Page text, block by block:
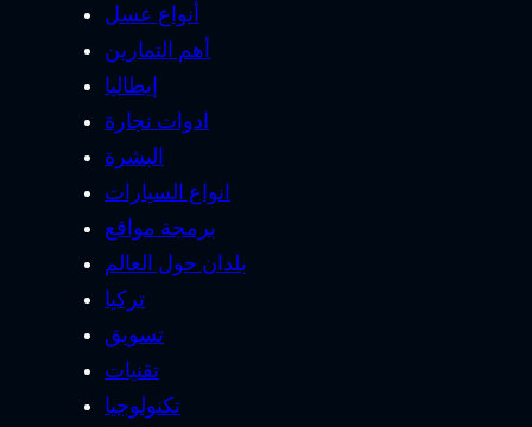
أنواع عسل
أهم التمارين
إيطاليا
ادوات نجارة
البشرة
انواع السيارات
برمجة مواقع
بلدان حول العالم
تركيا
تسويق
تقنيات
تكنولوجيا